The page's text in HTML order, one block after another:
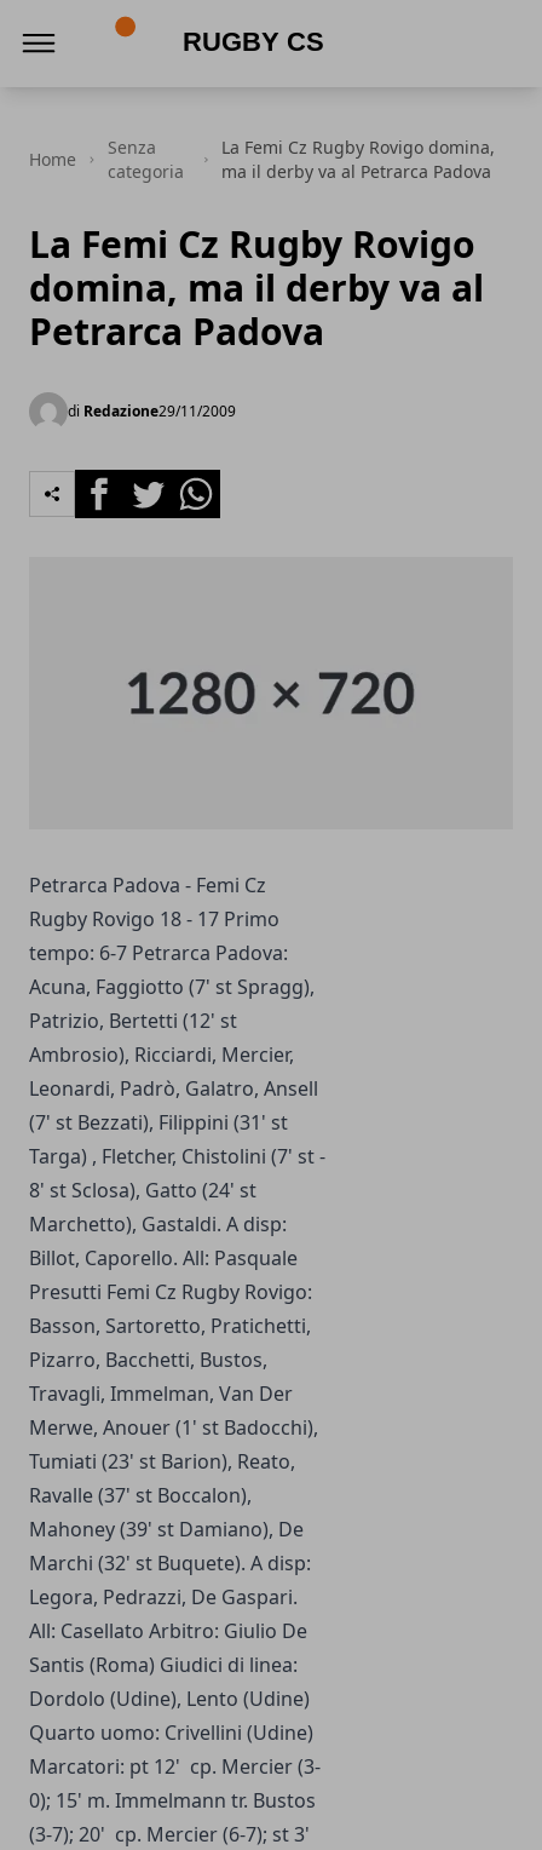
Home
Senza
categoria
La Femi Cz Rugby Rovigo domina,
ma il derby va al Petrarca Padova
La Femi Cz Rugby Rovigo
domina, ma il derby va al
Petrarca Padova
di Redazione29/11/2009
FacebookTwitterWhatsapp
Petrarca Padova - Femi Cz
Rugby Rovigo 18 - 17 Primo
tempo: 6-7 Petrarca Padova:
Acuna, Faggiotto (7' st Spragg),
Patrizio, Bertetti (12' st
Ambrosio), Ricciardi, Mercier,
Leonardi, Padrò, Galatro, Ansell
(7' st Bezzati), Filippini (31' st
Targa) , Fletcher, Chistolini (7' st -
8' st Sclosa), Gatto (24' st
Marchetto), Gastaldi. A disp:
Billot, Caporello. All: Pasquale
Presutti Femi Cz Rugby Rovigo:
Basson, Sartoretto, Pratichetti,
Pizarro, Bacchetti, Bustos,
Travagli, Immelman, Van Der
Merwe, Anouer (1' st Badocchi),
Tumiati (23' st Barion), Reato,
Ravalle (37' st Boccalon),
Mahoney (39' st Damiano), De
Marchi (32' st Buquete). A disp:
Legora, Pedrazzi, De Gaspari.
All: Casellato Arbitro: Giulio De
Santis (Roma) Giudici di linea:
Dordolo (Udine), Lento (Udine)
Quarto uomo: Crivellini (Udine)
Marcatori: pt 12' cp. Mercier (3-
0); 15' m. Immelmann tr. Bustos
(3-7); 20' cp. Mercier (6-7); st 3'